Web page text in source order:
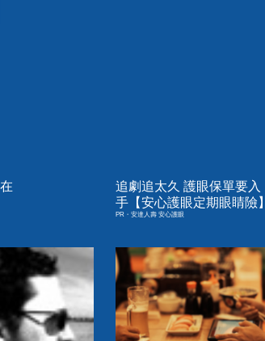
追劇追太久 護眼保單要入
手【安心護眼定期眼睛險】
PR・安達人壽 安心護眼